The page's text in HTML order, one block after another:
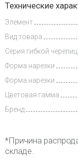
Видеообзоры
Доставка
Технические
Элемент
Вид товара
Серия гибкой
Форма нарезки
Форма нарезки
Цветовая гамма
Бренд
*Причина
складе.